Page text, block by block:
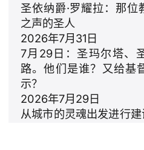
圣依纳爵·罗耀拉：那位
之声的圣人
2026年7月31日
7月29日：圣玛尔塔、
路。他们是谁？又给基
示？
2026年7月29日
从城市的灵魂出发进行